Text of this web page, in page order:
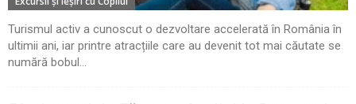
Turismul activ a cunoscut o dezvoltare accelerată în România în
ultimii ani, iar printre atracțiile care au devenit tot mai căutate se
numără bobul...